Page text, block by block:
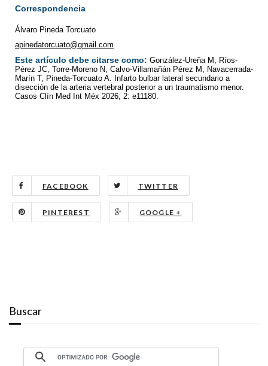
Correspondencia
Álvaro Pineda Torcuato
apinedatorcuato@gmail.com
Este artículo debe citarse como: González-Ureña M, Ríos-
Pérez JC, Torre-Moreno N, Calvo-Villamañán Pérez M, Navacerrada-
Marín T, Pineda-Torcuato A. Infarto bulbar lateral secundario a
disección de la arteria vertebral posterior a un traumatismo menor.
Casos Clín Med Int Méx 2026; 2: e11180.
FACEBOOK TWITTER
PINTEREST GOOGLE +
Buscar